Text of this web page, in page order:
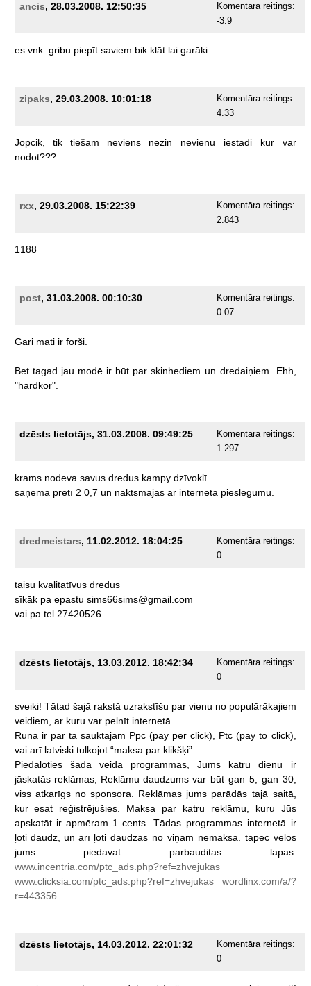
ancis, 28.03.2008. 12:50:35
Komentāra reitings:
-3.9
es vnk. gribu piepīt saviem bik klāt.lai garāki.
zipaks, 29.03.2008. 10:01:18
Komentāra reitings:
4.33
Jopcik, tik tiešām neviens nezin nevienu iestādi kur
var
nodot???
rxx, 29.03.2008. 15:22:39
Komentāra reitings:
2.843
1188
post, 31.03.2008. 00:10:30
Komentāra reitings:
0.07
Gari mati ir forši.
Bet tagad jau modē ir būt par skinhediem un dredaiņiem.
Ehh,
"hārdkōr".
dzēsts lietotājs, 31.03.2008. 09:49:25
Komentāra reitings:
1.297
krams nodeva savus dredus kampy dzīvoklī.
saņēma pretī 2 0,7 un naktsmājas ar interneta pieslēgumu.
dredmeistars, 11.02.2012. 18:04:25
Komentāra reitings:
0
taisu kvalitatīvus dredus
sīkāk pa epastu sims66sims@gmail.com
vai pa tel 27420526
dzēsts lietotājs, 13.03.2012. 18:42:34
Komentāra reitings:
0
sveiki! Tātad šajā rakstā uzrakstīšu par vienu no populārākajiem
veidiem, ar kuru var pelnīt internetā.
Runa ir par tā sauktajām Ppc (pay per click), Ptc (pay to click),
vai arī latviski tulkojot “maksa par klikšķi”.
Piedaloties
šāda veida programmās, Jums katru dienu
ir
jāskatās reklāmas, Reklāmu daudzums var būt gan 5, gan 30,
viss atkarīgs no sponsora. Reklāmas jums parādās tajā saitā,
kur esat reģistrējušies. Maksa par katru reklāmu, kuru
Jūs
apskatāt ir apmēram 1 cents. Tādas programmas internetā ir
ļoti daudz, un arī ļoti daudzas no viņām nemaksā. tapec velos
jums
piedavat parbauditas
lapas:
www.incentria.com/ptc_ads.php?ref=zhvejukas
www.clicksia.com/ptc_ads.php?ref=zhvejukas
wordlinx.com/a/?
r=443356
dzēsts lietotājs, 14.03.2012. 22:01:32
Komentāra reitings:
0